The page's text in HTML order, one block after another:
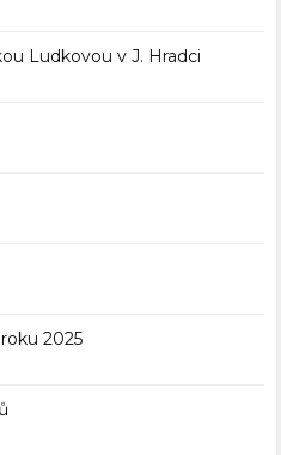
Ludkovou v J. Hradci
2025